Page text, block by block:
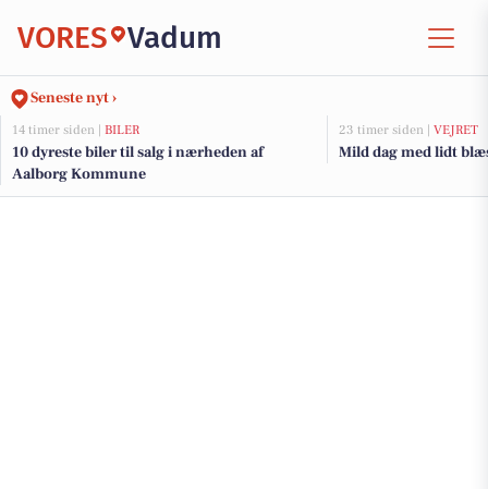
VORES Vadum
Seneste nyt ›
14 timer siden | BILER
10 dyreste biler til salg i nærheden af
Aalborg Kommune
23 timer siden | VEJRET
Mild dag med lidt